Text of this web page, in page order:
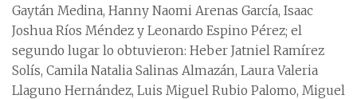
Gaytán Medina, Hanny Naomi Arenas García, Isaac
Joshua Ríos Méndez y Leonardo Espino Pérez; el
segundo lugar lo obtuvieron: Heber Jatniel Ramírez
Solís, Camila Natalia Salinas Almazán, Laura Valeria
Llaguno Hernández, Luis Miguel Rubio Palomo, Miguel